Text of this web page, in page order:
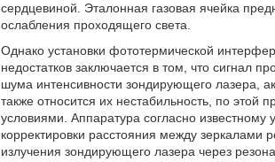
сердцевиной. Эталонная газовая ячейка
ослабления проходящего света.
Однако установки фототермической
недостатков заключается в том, что сигнал
шума интенсивности зондирующего лазера,
также относится их нестабильность, по этой
условиями. Аппаратура согласно
корректировки расстояния между
излучения зондирующего лазера через